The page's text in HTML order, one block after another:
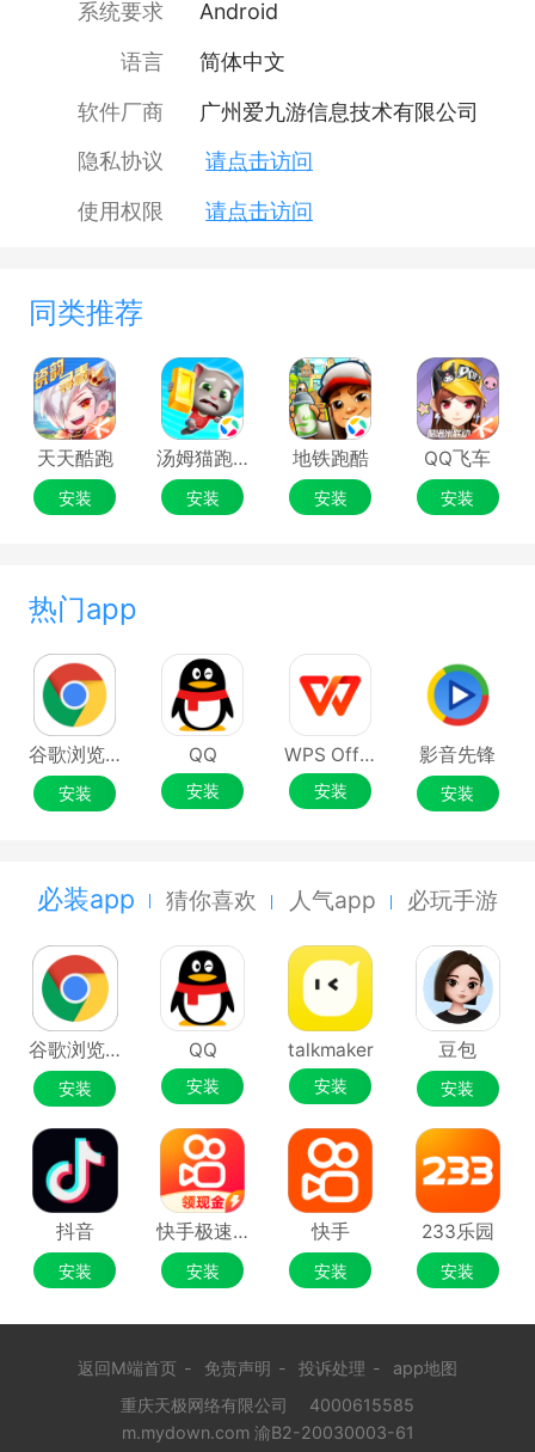
系统要求
Android
语言
简体中文
软件厂商
广州爱九游信息技术有限公司
隐私协议
请点击访问
使用权限
请点击访问
同类推荐
天天酷跑
安装
汤姆猫跑酷
安装
地铁跑酷
安装
QQ飞车
安装
热门app
谷歌浏览器Google Chrome
安装
QQ
安装
WPS Office
安装
影音先锋
安装
必装app 猜你喜欢 人气app 必玩手游
谷歌浏览器Google Chrome
安装
QQ
安装
talkmaker
安装
豆包
安装
抖音
安装
快手极速版
安装
快手
安装
233乐园
安装
返回M端首页 - 免责声明 - 投诉处理 -
app地图
重庆天极网络有限公司
4000615585
m.mydown.com 渝B2-20030003-61